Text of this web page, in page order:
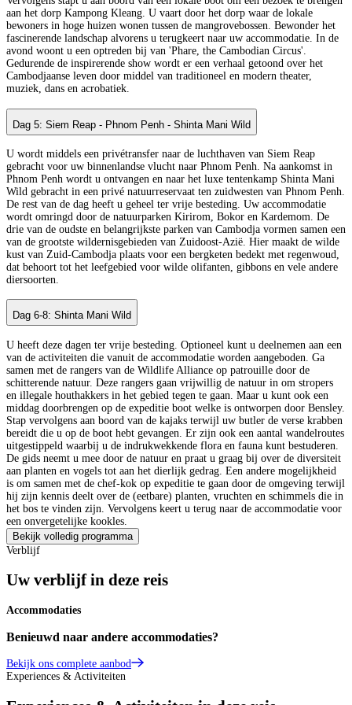
aan het dorp Kampong Kleang. U vaart door het dorp waar de lokale
bewoners in hoge huizen wonen tussen de mangrovebossen. Bewonder het
fascinerende landschap alvorens u terugkeert naar uw accommodatie. In de
avond woont u een optreden bij van 'Phare, the Cambodian Circus'.
Gedurende de inspirerende show wordt er een verhaal getoond over het
Cambodjaanse leven door middel van traditioneel en modern theater,
muziek, dans en acrobatiek.
Dag 5: Siem Reap - Phnom Penh - Shinta Mani Wild
U wordt middels een privétransfer naar de luchthaven van Siem Reap
gebracht voor uw binnenlandse vlucht naar Phnom Penh. Na aankomst in
Phnom Penh wordt u ontvangen en naar het luxe tentenkamp Shinta Mani
Wild gebracht in een privé natuurreservaat ten zuidwesten van Phnom Penh.
De rest van de dag heeft u geheel ter vrije besteding. Uw accommodatie
wordt omringd door de natuurparken Kirirom, Bokor en Kardemom. De
drie van de oudste en belangrijkste parken van Cambodja vormen samen een
van de grootste wildernisgebieden van Zuidoost-Azië. Hier maakt de wilde
kust van Zuid-Cambodja plaats voor een bergketen bedekt met regenwoud,
dat behoort tot het leefgebied voor wilde olifanten, gibbons en vele andere
diersoorten.
Dag 6-8: Shinta Mani Wild
U heeft deze dagen ter vrije besteding. Optioneel kunt u deelnemen aan een
van de activiteiten die vanuit de accommodatie worden aangeboden. Ga
samen met de rangers van de Wildlife Alliance op patrouille door de
schitterende natuur. Deze rangers gaan vrijwillig de natuur in om stropers
en illegale houthakkers in het gebied tegen te gaan. Maar u kunt ook een
middag doorbrengen op de expeditie boot welke is ontworpen door Bensley.
Stap vervolgens aan boord van de kajaks terwijl uw butler de verse krabben
bereidt die u op de boot hebt gevangen. Er zijn ook een aantal wandelroutes
uitgestippeld waarbij u de indrukwekkende flora en fauna kunt bestuderen.
De gids neemt u mee door de natuur en praat u graag bij over de diversiteit
aan planten en vogels tot aan het dierlijk gedrag. Een andere mogelijkheid
is om samen met de chef-kok op expeditie te gaan door de omgeving terwijl
hij zijn kennis deelt over de (eetbare) planten, vruchten en schimmels die in
het bos te vinden zijn. Vervolgens keert u terug naar de accommodatie voor
een onvergetelijke kookles.
Bekijk volledig programma
Verblijf
Uw verblijf in deze reis
Accommodaties
Benieuwd naar andere accommodaties?
Bekijk ons complete aanbod
Experiences & Activiteiten